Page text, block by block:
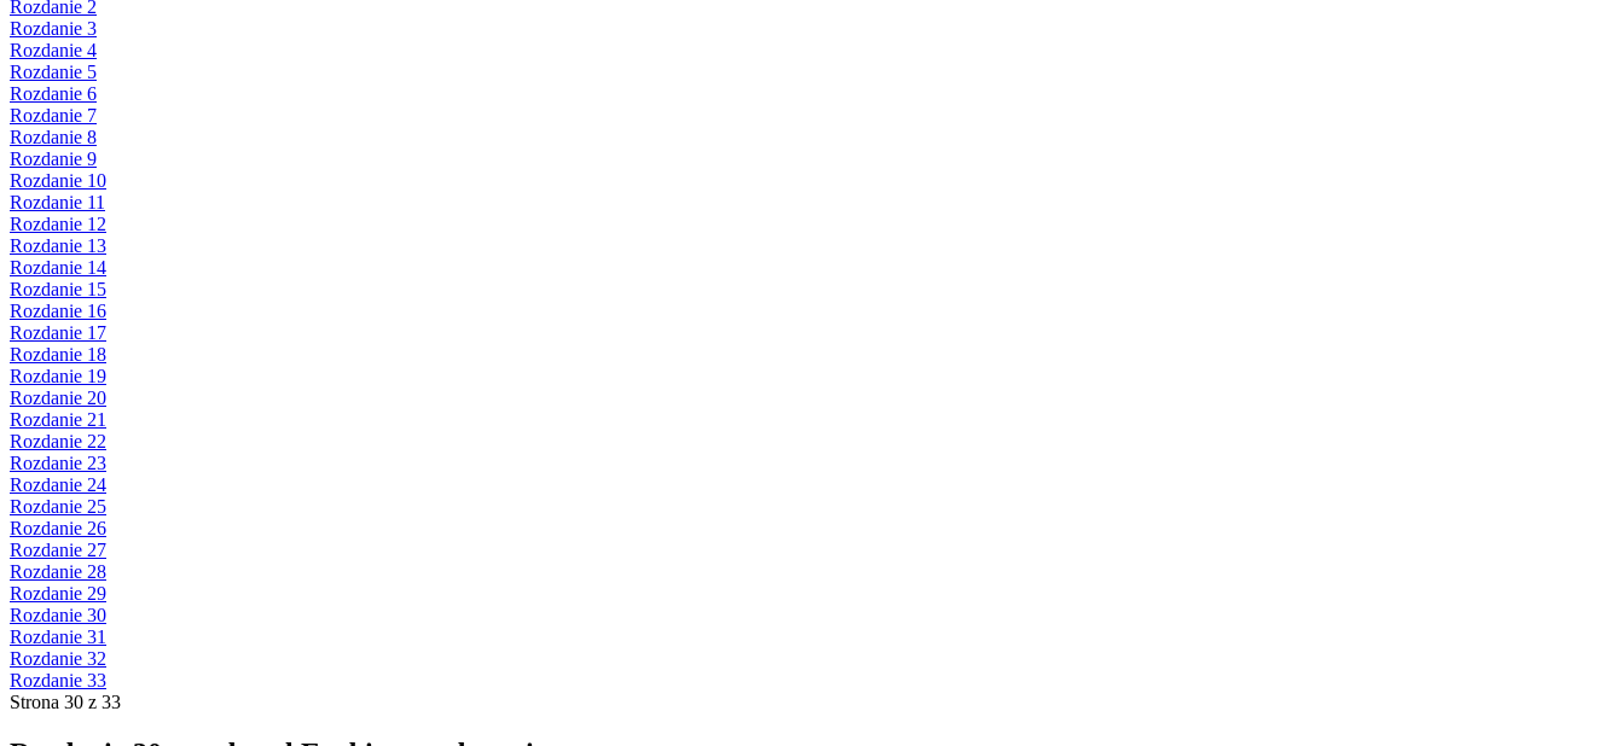
Rozdanie 2
Rozdanie 3
Rozdanie 4
Rozdanie 5
Rozdanie 6
Rozdanie 7
Rozdanie 8
Rozdanie 9
Rozdanie 10
Rozdanie 11
Rozdanie 12
Rozdanie 13
Rozdanie 14
Rozdanie 15
Rozdanie 16
Rozdanie 17
Rozdanie 18
Rozdanie 19
Rozdanie 20
Rozdanie 21
Rozdanie 22
Rozdanie 23
Rozdanie 24
Rozdanie 25
Rozdanie 26
Rozdanie 27
Rozdanie 28
Rozdanie 29
Rozdanie 30
Rozdanie 31
Rozdanie 32
Rozdanie 33
Strona 30 z 33